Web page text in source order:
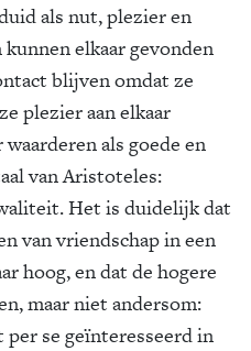
als nut, plezier en
elkaar gevonden
blijven omdat ze
plezier aan elkaar
als goede en
van Aristoteles:
Het is duidelijk dat
van vriendschap in een
hoog, en dat de hogere
maar niet andersom:
se geïnteresseerd in